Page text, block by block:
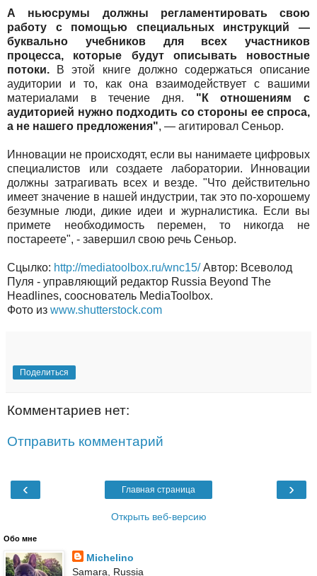
А ньюсрумы должны регламентировать свою
работу с помощью специальных инструкций —
буквально учебников для всех участников
процесса, которые будут описывать новостные
потоки. В этой книге должно содержаться описание
аудитории и то, как она взаимодействует с вашими
материалами в течение дня. "К отношениям с
аудиторией нужно подходить со стороны ее спроса,
а не нашего предложения", — агитировал Сеньор.
Инновации не происходят, если вы нанимаете цифровых
специалистов или создаете лаборатории. Инновации
должны затрагивать всех и везде. "Что действительно
имеет значение в нашей индустрии, так это по-хорошему
безумные люди, дикие идеи и журналистика. Если вы
примете необходимость перемен, то никогда не
постареете", - завершил свою речь Сеньор.
Сцылко: http://mediatoolbox.ru/wnc15/Автор: Всеволод
Пуля - управляющий редактор Russia Beyond The
Headlines, сооснователь MediaToolbox.
Фото из www.shutterstock.com
Поделиться
Комментариев нет:
Отправить комментарий
‹ ›
Главная страница
Открыть веб-версию
Обо мне
Michelino
Samara, Russia